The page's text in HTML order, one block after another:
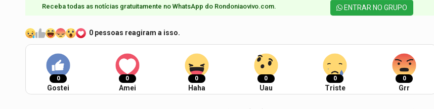
Receba todas as notícias gratuitamente no WhatsApp do Rondoniaovivo.com.​ ENTRAR NO GRUPO
0 pessoas reagiram a isso.
0
Gostei
0
Amei
0
Haha
0
Uau
0
Triste
0
Grr